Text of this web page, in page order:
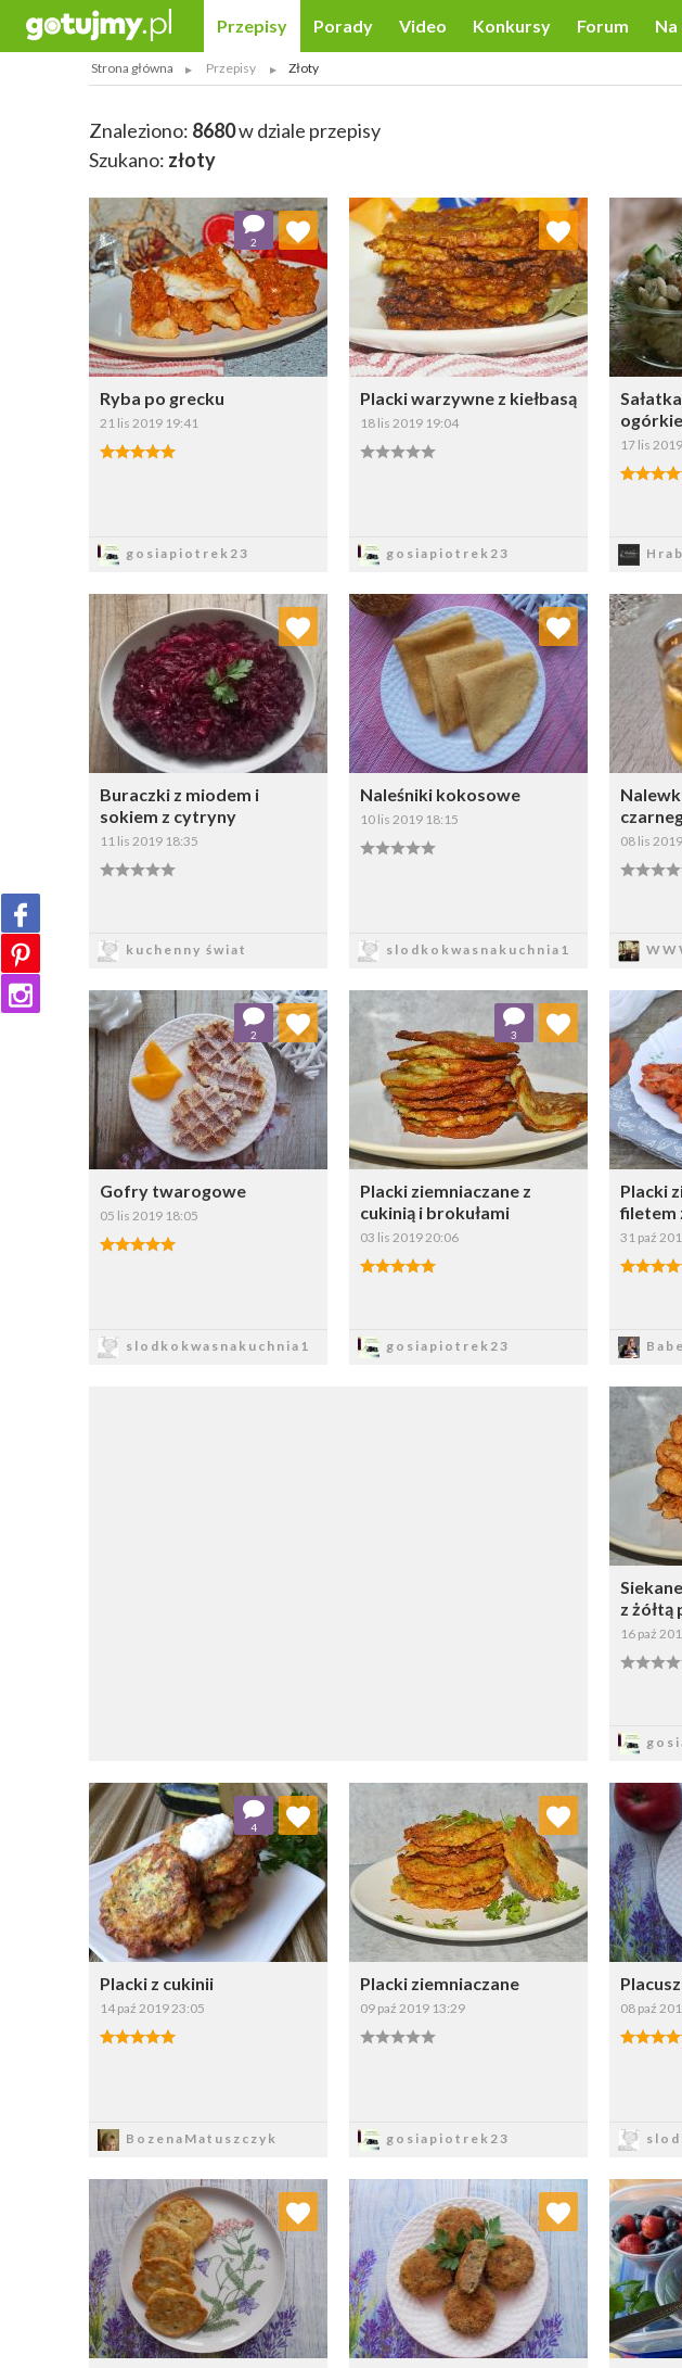
Przepisy Porady Video Konkursy Forum Na
Strona główna Przepisy Złoty
Znaleziono: 8680w dziale przepisy
Szukano: złoty
Ryba po grecku
21 lis 2019 19:41
gosiapiotrek23
2
Dodaj do ulubionych
Wybierz listę:
Placki warzywne z kiełbasą
18 lis 2019 19:04
gosiapiotrek23
Dodaj do ulubionych
Wybierz listę:
17 lis
Buraczki z miodem i
sokiem z cytryny
11 lis 2019 18:35
kuchenny świat
Dodaj do ulubionych
Wybierz listę:
Naleśniki kokosowe
10 lis 2019 18:15
slodkokwasnakuchnia1
Dodaj do ulubionych
Wybierz listę:
08 lis
Gofry twarogowe
05 lis 2019 18:05
slodkokwasnakuchnia1
2
Dodaj do ulubionych
Wybierz listę:
Placki ziemniaczane z
cukinią i brokułami
03 lis 2019 20:06
gosiapiotrek23
3
Dodaj do ulubionych
Wybierz listę:
Placki
filetem
31 paź
z żółtą
16 paź
Placki z cukinii
14 paź 2019 23:05
BozenaMatuszczyk
4
Dodaj do ulubionych
Wybierz listę:
Placki ziemniaczane
09 paź 2019 13:29
gosiapiotrek23
Dodaj do ulubionych
Wybierz listę:
08 paź
Dodaj do ulubionych
Wybierz listę:
Dodaj do ulubionych
Wybierz listę: